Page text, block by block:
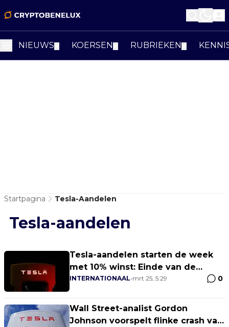
NIEUWS KOERSEN RUBRIEKEN
Startpagina Tesla-Aandelen
Tesla-aandelen
Tesla-aandelen starten de week
met 10% winst: Einde van de
daling?
INTERNATIONAAL•mrt 25, 5:29 0
Wall Street-analist Gordon
Johnson voorspelt flinke crash van